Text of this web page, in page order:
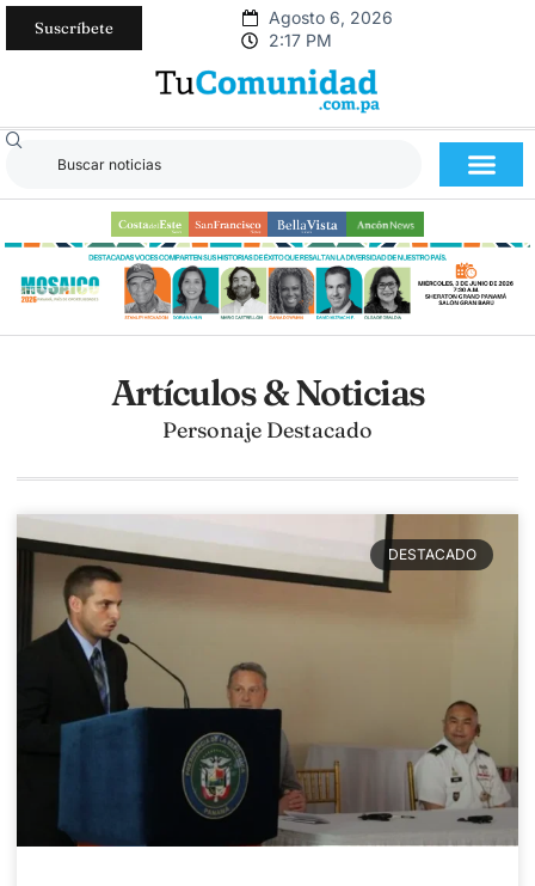
Suscríbete
Agosto 6, 2026
2:17 PM
Artículos & Noticias
Personaje Destacado
DESTACADO